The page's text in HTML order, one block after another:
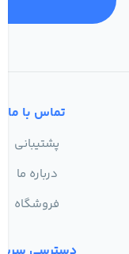
تماس با ما
پشتیبانی
درباره ما
فروشگاه